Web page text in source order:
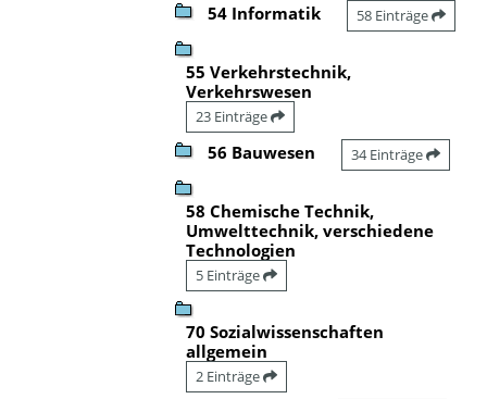
54 Informatik 58 Einträge
55 Verkehrstechnik,
Verkehrswesen
23 Einträge
56 Bauwesen 34 Einträge
58 Chemische Technik,
Umwelttechnik, verschiedene
Technologien
5 Einträge
70 Sozialwissenschaften
allgemein
2 Einträge